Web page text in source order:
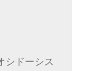
シドーシス